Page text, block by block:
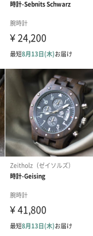
チュ
）
ダンボール装
イトピンク×
ト）（580円）